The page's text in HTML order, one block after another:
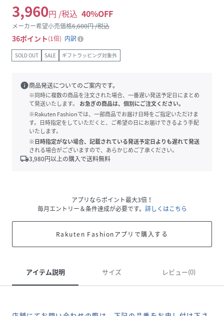
3,960円 /税込 40%OFF
メーカー希望小売価格6,600円 /税込
36ポイント 1倍 内訳
SOLD OUT SALE ギフトラッピング対象外
info商品発送についてのご案内です。
※同時に複数の商品を注文された場合、一番遅い発送予定日にまとめ
て発送いたします。
お急ぎの商品は、個別にご注文ください。
※Rakuten Fashionでは、一部商品でお届け日時をご指定いただけま
す。日時指定をしていただくと、ご希望の日にお届けできるよう手配
いたします。
※日時指定がない場合、記載されている発送予定日よりも遅れて発送
される場合がございますので、あらかじめご了承ください。
local_shipping3,980円以上の購入で送料無料
アプリならポイント最大3倍！
毎月エントリー＆条件達成が必要です。 詳しくはこちら
Rakuten Fashionアプリで購入する
アイテム説明 サイズ レビュー(0)